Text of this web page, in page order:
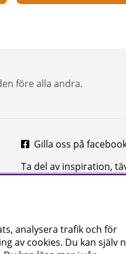
före alla andra.
Gilla oss på
Ta del av inspiration,
mycket mer
analysera trafik och för
av cookies. Du kan själv